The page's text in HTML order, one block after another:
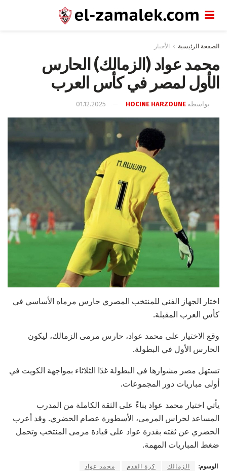
الصفحة الرئيسية الأخبار
محمد عواد (الزمالك) الحارس
الأول لمصر في كأس العرب
بواسطة HOCINE HARZOUNE
01.12.2025
اختار الجهاز الفني للمنتخب المصري حارس مرماه الأساسي في
كأس العرب المقبلة.
وقع الاختيار على محمد عواد، حارس مرمى الزمالك، ليكون
الحارس الأول في البطولة.
تستهل مصر مشوارها في البطولة غدًا الثلاثاء بمواجهة الكويت في
أولى مباريات دور المجموعات.
يأتي اختيار محمد عواد بناءً على الثقة الكاملة من المدرب
المساعد لحراس المرمى، الأسطورة عصام الحضري. وقد أعرب
الحضري عن ثقته بقدرة عواد على قيادة مرمى المنتخب وتحمل
ضغط المباريات المهمة.
الوسوم: الزمالك كرة القدم محمد عواد